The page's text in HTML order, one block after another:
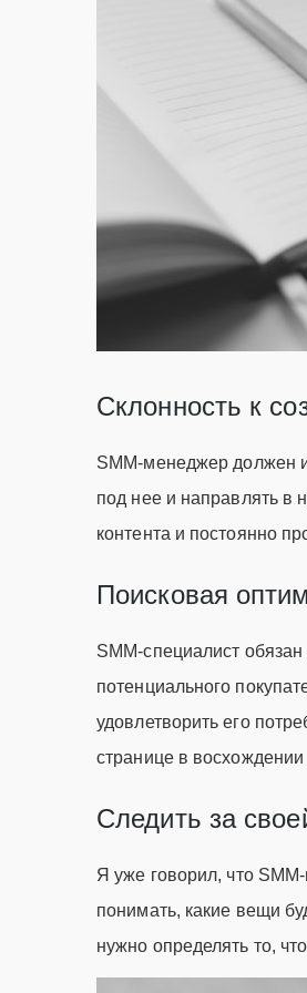
Склонность к
SMM-менеджер должен
под нее и направлять в
контента и постоянно
Поисковая
SMM-специалист
потенциального
удовлетворить его
странице в
Следить за
Я уже говорил, что
понимать, какие вещи
нужно определять то,